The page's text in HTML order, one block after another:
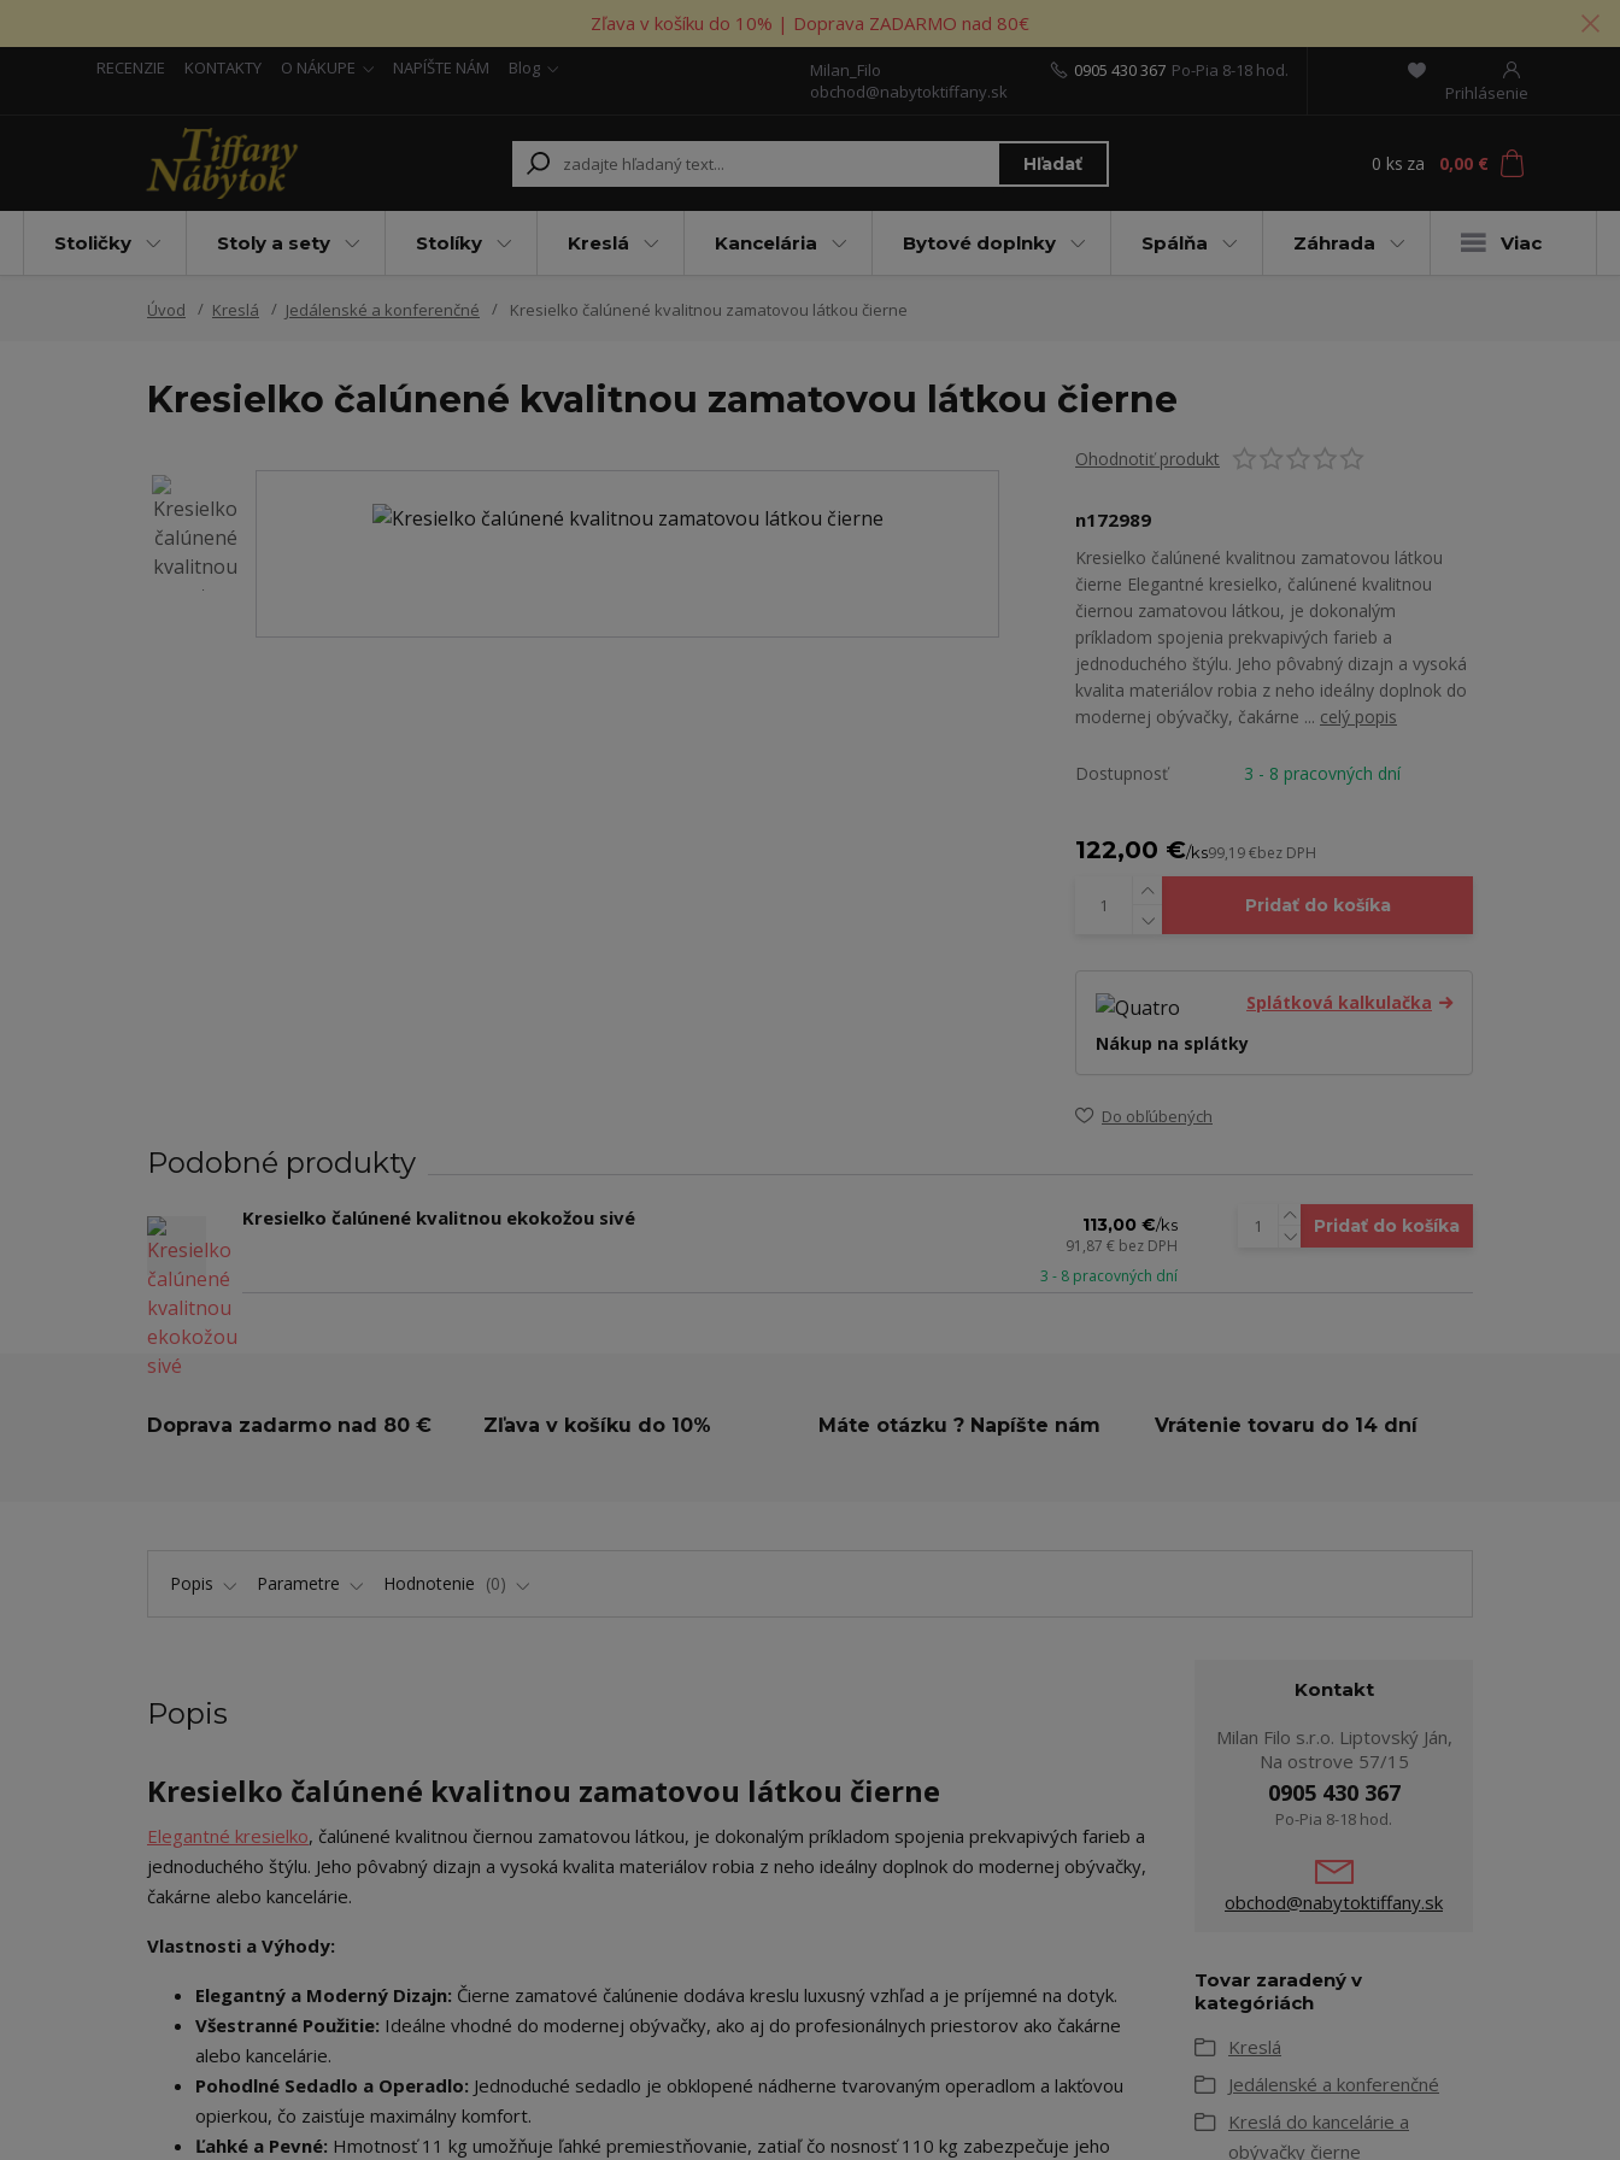
Zľava v košíku do 10% | Doprava ZADARMO nad 80€
RECENZIE KONTAKTY O NÁKUPE NAPÍŠTE NÁM
Blog
Prihlásenie
Hľadať
Milan_Filo
obchod@nabytoktiffany.sk
0905 430 367 Po-Pia 8-18 hod.
0 ks za 0,00 €
Stoličky Stoly a sety Stolíky Kreslá Kancelária Bytové doplnky Spálňa Záhrada Viac
Úvod Kreslá Jedálenské a konferenčné Kresielko čalúnené kvalitnou zamatovou látkou čierne
Kresielko čalúnené kvalitnou zamatovou látkou čierne
Ohodnotiť produkt
n172989
Kresielko čalúnené kvalitnou zamatovou látkou
čierne Elegantné kresielko, čalúnené kvalitnou
čiernou zamatovou látkou, je dokonalým
príkladom spojenia prekvapivých farieb a
jednoduchého štýlu. Jeho pôvabný dizajn a vysoká
kvalita materiálov robia z neho ideálny doplnok do
modernej obývačky, čakárne ... celý popis
Dostupnosť 3 - 8 pracovných dní
122,00 €/ks99,19 €bez DPH
Pridať do košíka
Splátková kalkulačka
Nákup na splátky
Do obľúbených
Podobné produkty
Kresielko čalúnené kvalitnou ekokožou sivé 113,00 €/ks
91,87 € bez DPH
3 - 8 pracovných dní
Pridať do košíka
Doprava zadarmo nad 80 € Zľava v košíku do 10% Máte otázku ? Napíšte nám Vrátenie tovaru do 14 dní
Popis Parametre Hodnotenie 0
Popis
Kresielko čalúnené kvalitnou zamatovou látkou čierne
Elegantné kresielko, čalúnené kvalitnou čiernou zamatovou látkou, je dokonalým príkladom spojenia prekvapivých farieb a
jednoduchého štýlu. Jeho pôvabný dizajn a vysoká kvalita materiálov robia z neho ideálny doplnok do modernej obývačky,
čakárne alebo kancelárie.
Vlastnosti a Výhody:
Elegantný a Moderný Dizajn: Čierne zamatové čalúnenie dodáva kreslu luxusný vzhľad a je príjemné na dotyk.
Všestranné Použitie: Ideálne vhodné do modernej obývačky, ako aj do profesionálnych priestorov ako čakárne
alebo kancelárie.
Pohodlné Sedadlo a Operadlo: Jednoduché sedadlo je obklopené nádherne tvarovaným operadlom a lakťovou
opierkou, čo zaisťuje maximálny komfort.
Ľahké a Pevné: Hmotnosť 11 kg umožňuje ľahké premiestňovanie, zatiaľ čo nosnosť 110 kg zabezpečuje jeho
Kontakt
Milan Filo s.r.o. Liptovský Ján,
Na ostrove 57/15
0905 430 367
Po-Pia 8-18 hod.
obchod@nabytoktiffany.sk
Tovar zaradený v
kategóriách
Kreslá
Jedálenské a konferenčné
Kreslá do kancelárie a
obývačky čierne